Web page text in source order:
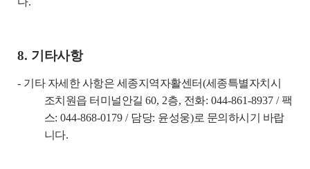
8. 기타사항
- 기타 자세한 사항은 세종지역자활센터(세종특별자치시
조치원읍 터미널안길60, 2층, 전화: 044-861-8937 /팩
스: 044-868-0179 / 담당: 윤성웅)로 문의하시기 바랍
니다.